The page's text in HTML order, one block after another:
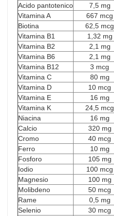
Acido pantotenico
7,5 mg
Vitamina A
667 mcg
Biotina
62,5 mcg
Vitamina B1
1,32 mg
Vitamina B2
2,1 mg
Vitamina B6
2,1 mg
Vitamina B12
3 mcg
Vitamina C
80 mg
Vitamina D
10 mcg
Vitamina E
16 mg
Vitamina K
24,5 mcg
Niacina
16 mg
Calcio
320 mg
Cromo
40 mcg
Ferro
10 mg
Fosforo
105 mg
Iodio
100 mcg
Magnesio
100 mg
Molibdeno
50 mcg
Rame
0,5 mg
Selenio
30 mcg